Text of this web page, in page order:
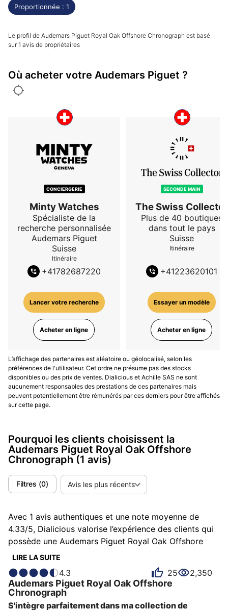
Proportionnée : 1
Le profil de Audemars Piguet Royal Oak Offshore Chronograph est basé
sur 1 avis de propriétaires
Où acheter votre Audemars Piguet ?
CONCIERGERIE
Minty Watches
Spécialiste de la
recherche personnalisée
Audemars Piguet
Suisse
Itinéraire
+41782687220
Lancer votre recherche
Acheter en ligne
SECONDE MAIN
The Swiss Collector
Plus de 40 boutiques
dans tout le pays
Suisse
Itinéraire
+41223620101
Essayer un modèle
Acheter en ligne
L’affichage des partenaires est aléatoire ou géolocalisé, selon les
préférences de l'utilisateur. Cet ordre ne présume pas des stocks
disponibles ou des prix de ventes. Dialicious et Achille SAS ne sont
aucunement responsables des prestations de ces partenaires mais
peuvent potentiellement être rémunérés par ces derniers pour être affichés
sur cette page.
Pourquoi les clients choisissent la
Audemars Piguet Royal Oak Offshore
Chronograph (1 avis)
Filtres (0) Avis les plus récents
Avec 1 avis authentiques et une note moyenne de
4.33/5, Dialicious valorise l’expérience des clients qui
possède une Audemars Piguet Royal Oak Offshore
Chronograph. Chaque avis est une source d’inspiration
pour comprendre ce qui rend la Audemars Piguet
Royal Oak Offshore Chronograph unique aux yeux de
ses possesseurs. Certains la décrivent comme
athlétique, d'autres comme éblouissante ou
LIRE LA SUITE
4.3 25 2,350
Audemars Piguet Royal Oak Offshore
Chronograph
S'intègre parfaitement dans ma collection de